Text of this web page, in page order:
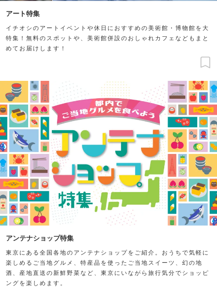
アート特集
イチオシのアートイベントや休日におすすめの美術館・博物館を大
特集！無料のスポットや、美術館併設のおしゃれカフェなどもまと
めてお届けします！
アンテナショップ特集
東京にある全国各地のアンテナショップをご紹介。おうちで気軽に
楽しめるご当地グルメ、特産品を使ったご当地スイーツ、幻の地
酒、産地直送の新鮮野菜など、東京にいながら旅行気分でショッピ
ングを楽しめます。